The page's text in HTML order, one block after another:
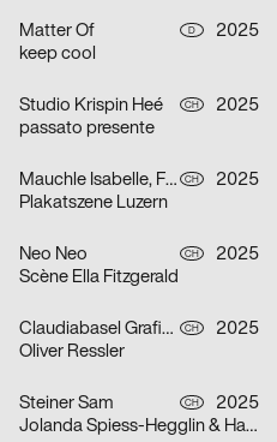
Matter Of D
2025
keep cool
Studio Krispin Heé CH
2025
passato presente
Mauchle Isabelle, Felix Pfäffli, Brechbühl Erich CH
2025
Plakatszene Luzern
Neo Neo CH
2025
Scène Ella Fitzgerald
Claudiabasel Grafik + Interaktion CH
2025
Oliver Ressler
Steiner Sam CH
2025
Jolanda Spiess-Hegglin & Hansi Voigt lesen aus „Meistgeklickt“